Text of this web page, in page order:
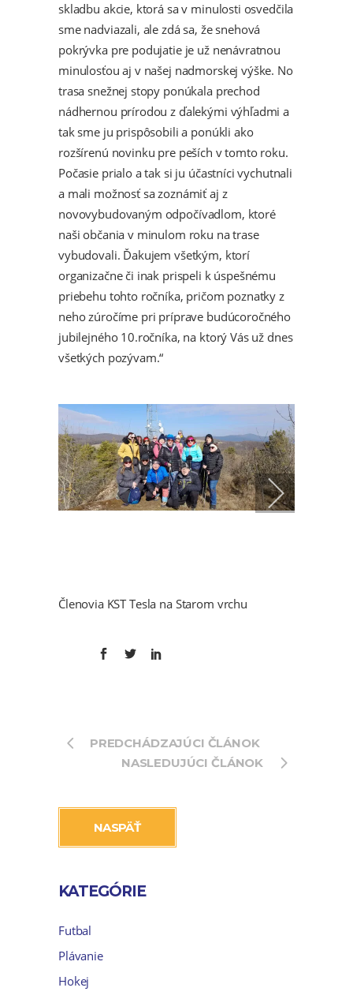
skladbu akcie, ktorá sa v minulosti osvedčila
sme nadviazali, ale zdá sa, že snehová
pokrývka pre podujatie je už nenávratnou
minulosťou aj v našej nadmorskej výške. No
trasa snežnej stopy ponúkala prechod
nádhernou prírodou z ďalekými výhľadmi a
tak sme ju prispôsobili a ponúkli ako
rozšírenú novinku pre peších v tomto roku.
Počasie prialo a tak si ju účastníci vychutnali
a mali možnosť sa zoznámiť aj z
novovybudovaným odpočívadlom, ktoré
naši občania v minulom roku na trase
vybudovali. Ďakujem všetkým, ktorí
organizačne či inak prispeli k úspešnému
priebehu tohto ročníka, pričom poznatky z
neho zúročíme pri príprave budúcoročného
jubilejného 10.ročníka, na ktorý Vás už dnes
všetkých pozývam.“
Členovia KST Tesla na Starom vrchu
PREDCHÁDZAJÚCI ČLÁNOK
NASLEDUJÚCI ČLÁNOK
NASPÄŤ
KATEGÓRIE
Futbal
Plávanie
Hokej